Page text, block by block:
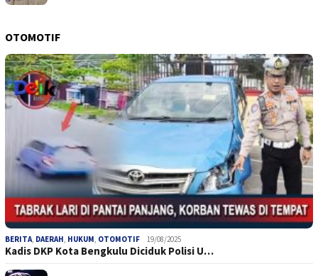
OTOMOTIF
BERITA, DAERAH, HUKUM, OTOMOTIF 19/08/2025
Kadis DKP Kota Bengkulu Diciduk Polisi U…